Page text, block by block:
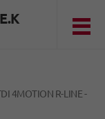
4MOTION R-LINE -